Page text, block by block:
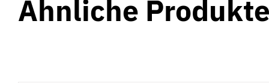
Ähnliche Produkte